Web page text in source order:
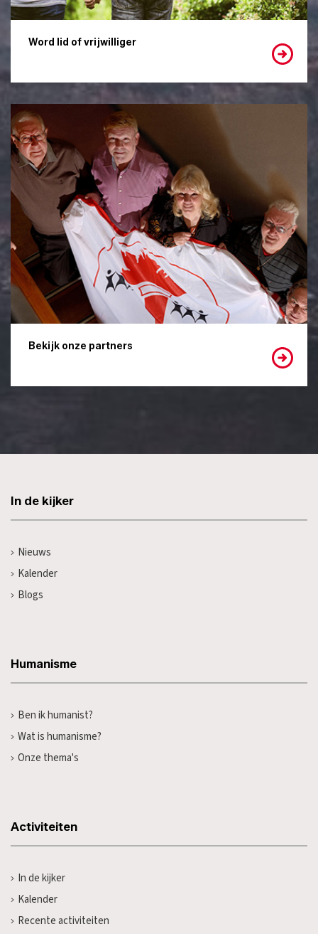
Word lid of vrijwilliger
Bekijk onze partners
In de kijker
Nieuws
Kalender
Blogs
Humanisme
Ben ik humanist?
Wat is humanisme?
Onze thema's
Activiteiten
In de kijker
Kalender
Recente activiteiten